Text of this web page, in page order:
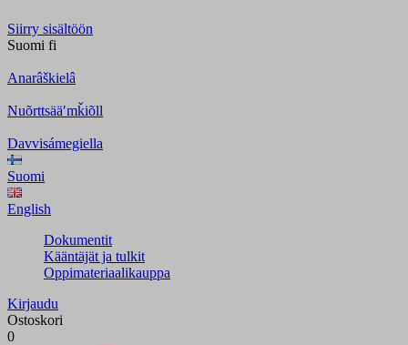
Siirry sisältöön
Suomi fi
Anarâškielâ
Nuõrttsääʹmǩiõll
Davvisámegiella
Suomi
English
Dokumentit
Kääntäjät ja tulkit
Oppimateriaalikauppa
Kirjaudu
Ostoskori
0